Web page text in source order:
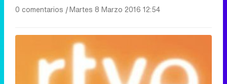
0 comentarios |Martes 8 Marzo 2016 12:54